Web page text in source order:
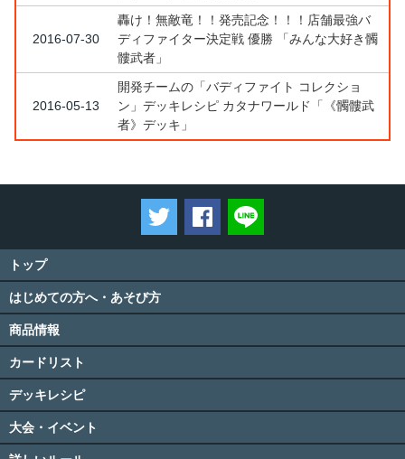
2016-07-30
轟け！無敵竜！！発売記念！！！店舗最強バ
ディファイター決定戦 優勝 「みんな大好き髑
髏武者」
2016-05-13
開発チームの「バディファイト コレクショ
ン」デッキレシピ カタナワールド「《髑髏武
者》デッキ」
ツイートするFacebookでシェアする
トップ
はじめての方へ・あそび方
商品情報
カードリスト
デッキレシピ
大会・イベント